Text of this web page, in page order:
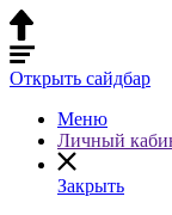
Открыть сайдбар
Меню
Личный
Закрыть